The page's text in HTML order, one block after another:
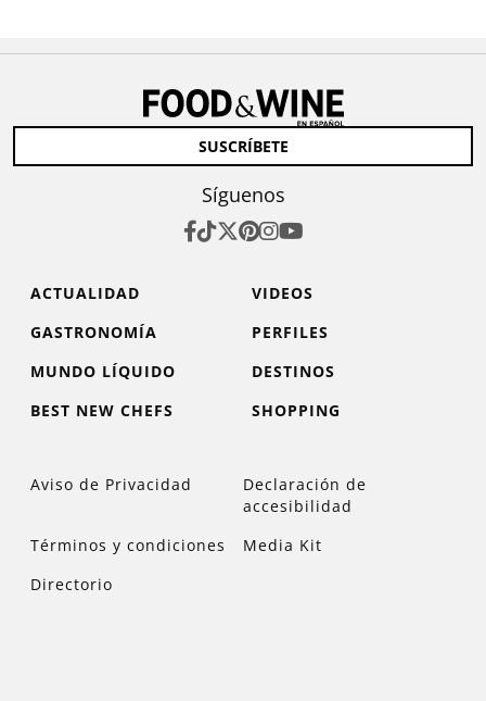
SUSCRÍBETE
Síguenos
ACTUALIDAD
VIDEOS
GASTRONOMÍA
PERFILES
MUNDO LÍQUIDO
DESTINOS
BEST NEW CHEFS
SHOPPING
Aviso de Privacidad
Declaración de
accesibilidad
Términos y condiciones
Media Kit
Directorio